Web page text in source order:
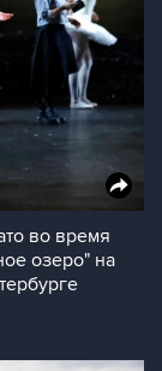
во время
озеро" на